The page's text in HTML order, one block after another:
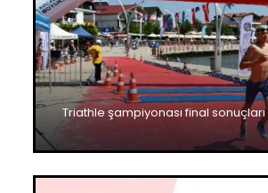
Triathle şampiyonası final sonuçları